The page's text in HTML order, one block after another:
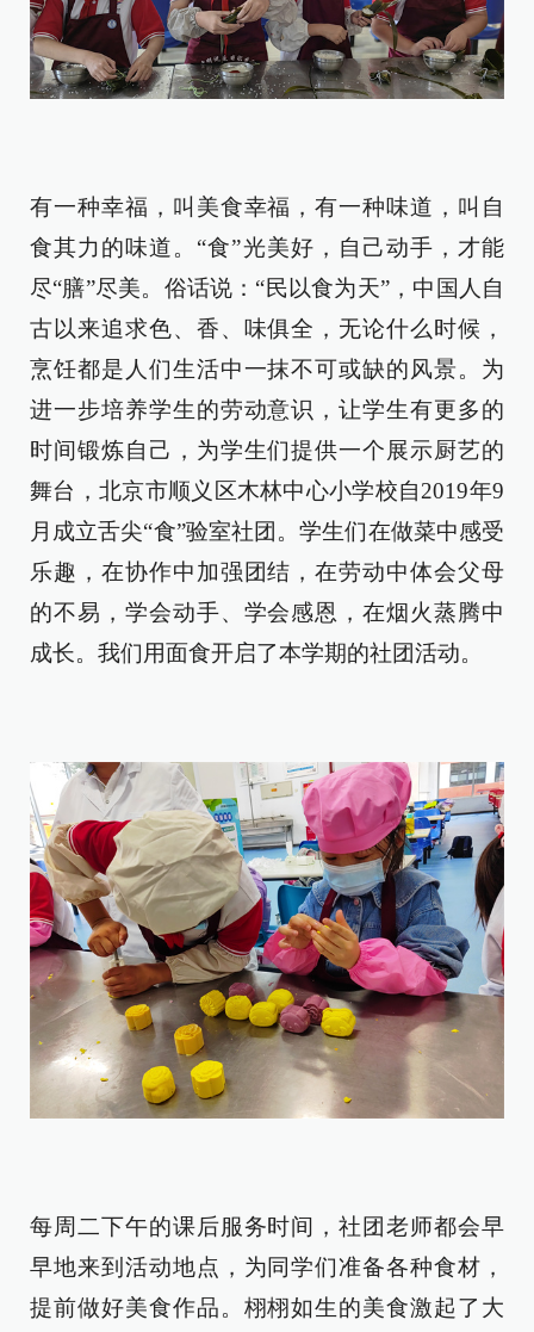
有一种幸福，叫美食幸福，有一种味道，叫自
食其力的味道。“食”光美好，自己动手，才能
尽“膳”尽美。俗话说：“民以食为天”，中国人自
古以来追求色、香、味俱全，无论什么时候，
烹饪都是人们生活中一抹不可或缺的风景。为
进一步培养学生的劳动意识，让学生有更多的
时间锻炼自己，为学生们提供一个展示厨艺的
舞台，北京市顺义区木林中心小学校自2019年9
月成立舌尖“食”验室社团。学生们在做菜中感受
乐趣，在协作中加强团结，在劳动中体会父母
的不易，学会动手、学会感恩，在烟火蒸腾中
成长。我们用面食开启了本学期的社团活动。
每周二下午的课后服务时间，社团老师都会早
早地来到活动地点，为同学们准备各种食材，
提前做好美食作品。栩栩如生的美食激起了大